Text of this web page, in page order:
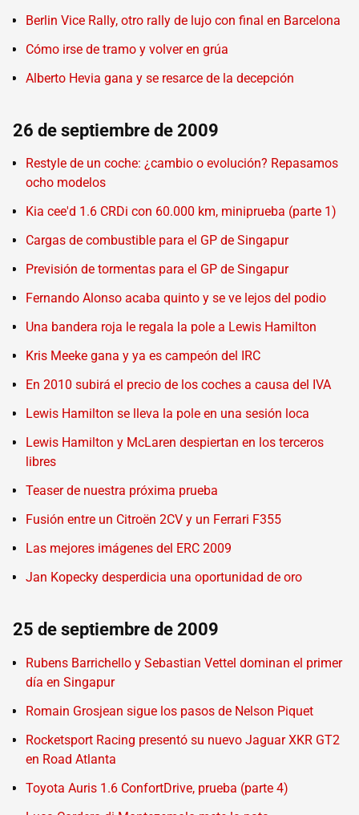
Berlin Vice Rally, otro rally de lujo con final en Barcelona
Cómo irse de tramo y volver en grúa
Alberto Hevia gana y se resarce de la decepción
26 de septiembre de 2009
Restyle de un coche: ¿cambio o evolución? Repasamos
ocho modelos
Kia cee'd 1.6 CRDi con 60.000 km, miniprueba (parte 1)
Cargas de combustible para el GP de Singapur
Previsión de tormentas para el GP de Singapur
Fernando Alonso acaba quinto y se ve lejos del podio
Una bandera roja le regala la pole a Lewis Hamilton
Kris Meeke gana y ya es campeón del IRC
En 2010 subirá el precio de los coches a causa del IVA
Lewis Hamilton se lleva la pole en una sesión loca
Lewis Hamilton y McLaren despiertan en los terceros
libres
Teaser de nuestra próxima prueba
Fusión entre un Citroën 2CV y un Ferrari F355
Las mejores imágenes del ERC 2009
Jan Kopecky desperdicia una oportunidad de oro
25 de septiembre de 2009
Rubens Barrichello y Sebastian Vettel dominan el primer
día en Singapur
Romain Grosjean sigue los pasos de Nelson Piquet
Rocketsport Racing presentó su nuevo Jaguar XKR GT2
en Road Atlanta
Toyota Auris 1.6 ConfortDrive, prueba (parte 4)